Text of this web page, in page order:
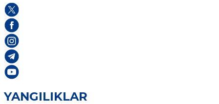
YANGILIKLAR